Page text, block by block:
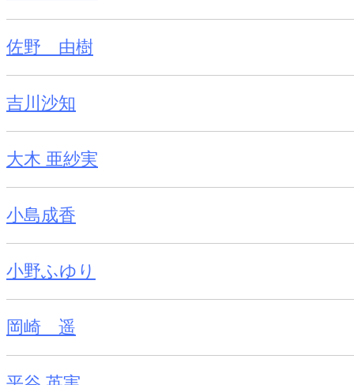
佐野 由樹
吉川沙知
大木 亜紗実
小島成香
小野ふゆり
岡崎 遥